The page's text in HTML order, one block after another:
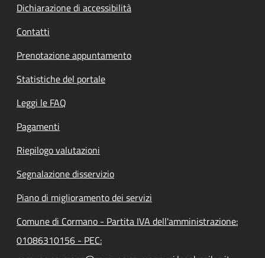
Dichiarazione di accessibilità
Contatti
Prenotazione appuntamento
Statistiche del portale
Leggi le FAQ
Pagamenti
Riepilogo valutazioni
Segnalazione disservizio
Piano di miglioramento dei servizi
Comune di Cormano - Partita IVA dell'amministrazione:
01086310156 - PEC: